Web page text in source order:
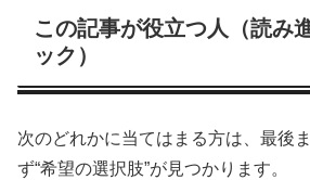
この記事が役立つ人（読み
ック）
次のどれかに当てはまる方は、最後
ず“希望の選択肢”が見つかります。